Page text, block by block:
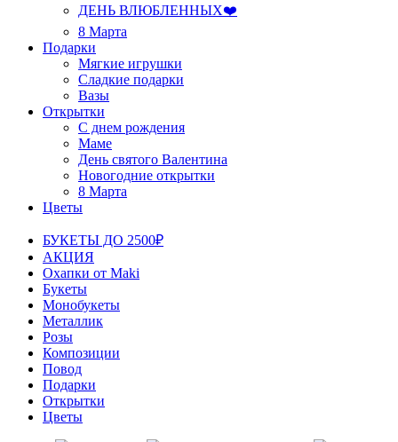
ДЕНЬ ВЛЮБЛЕННЫХ❤️
8 Марта
Подарки
Мягкие игрушки
Сладкие подарки
Вазы
Открытки
С днем рождения
Маме
День святого Валентина
Новогодние открытки
8 Марта
Цветы
БУКЕТЫ ДО 2500₽
АКЦИЯ
Охапки от Maki
Букеты
Монобукеты
Металлик
Розы
Композиции
Повод
Подарки
Открытки
Цветы